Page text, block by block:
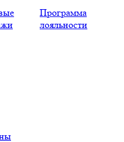
Программа
лояльности